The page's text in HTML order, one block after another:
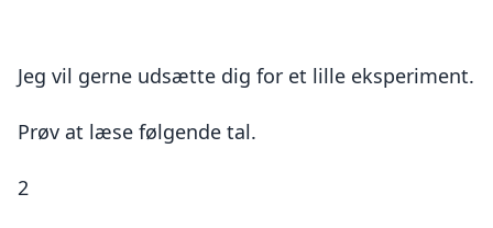
Jeg vil gerne udsætte dig for et lille eksperiment.
Prøv at læse følgende tal.
2